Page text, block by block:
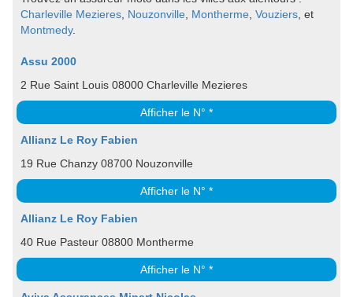
Charleville Mezieres Nouzonville Montherme Vouziers , et
Montmedy.
Assu 2000
2 Rue Saint Louis 08000 Charleville Mezieres
Afficher le N° *
Allianz Le Roy Fabien
19 Rue Chanzy 08700 Nouzonville
Afficher le N° *
Allianz Le Roy Fabien
40 Rue Pasteur 08800 Montherme
Afficher le N° *